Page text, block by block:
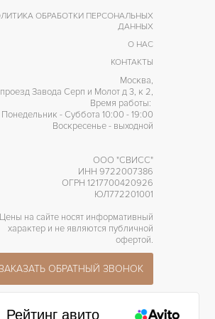
ОБРАБОТКИ ПЕРСОНАЛЬНЫХ
ДАННЫХ
О НАС
КОНТАКТЫ
Москва,
проезд Завода Серп и Молот д 3, к 2,
Время работы:
Понедельник - Суббота 10:00 - 19:00
Воскресенье - выходной
ООО "СВИСС"
ИНН 9722007386
ОГРН 1217700420926
ЮЛ772201001
Цены на сайте носят информативный
характер и не являются публичной
офертой.
ОБРАТНЫЙ ЗВОНОК
Рейтинг авито